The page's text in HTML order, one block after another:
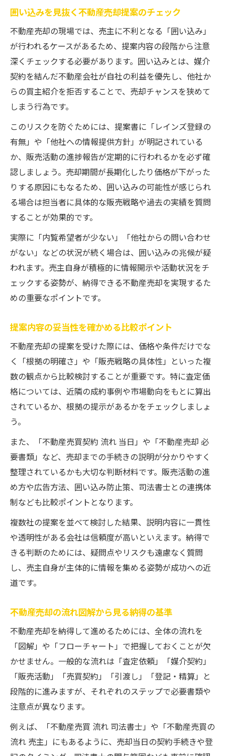
囲い込みを見抜く不動産売却提案のチェック
不動産売却の現場では、売主に不利となる「囲い込み」
が行われるケースがあるため、提案内容の段階から注意
深くチェックする必要があります。囲い込みとは、媒介
契約を結んだ不動産会社が自社の利益を優先し、他社か
らの買主紹介を拒否することで、売却チャンスを狭めて
しまう行為です。
このリスクを防ぐためには、提案書に「レインズ登録の
有無」や「他社への情報提供方針」が明記されている
か、販売活動の進捗報告が定期的に行われるかを必ず確
認しましょう。売却期間が長期化したり価格が下がった
りする原因にもなるため、囲い込みの可能性が感じられ
る場合は担当者に具体的な販売戦略や過去の実績を質問
することが効果的です。
実際に「内覧希望者が少ない」「他社からの問い合わせ
がない」などの状況が続く場合は、囲い込みの兆候が疑
われます。売主自身が積極的に情報開示や活動状況をチ
ェックする姿勢が、納得できる不動産売却を実現するた
めの重要なポイントです。
提案内容の妥当性を確かめる比較ポイント
不動産売却の提案を受けた際には、価格や条件だけでな
く「根拠の明確さ」や「販売戦略の具体性」といった複
数の観点から比較検討することが重要です。特に査定価
格については、近隣の成約事例や市場動向をもとに算出
されているか、根拠の提示があるかをチェックしましょ
う。
また、「不動産売買契約 流れ 当日」や「不動産売却 必
要書類」など、売却までの手続きの説明が分かりやすく
整理されているかも大切な判断材料です。販売活動の進
め方や広告方法、囲い込み防止策、司法書士との連携体
制なども比較ポイントとなります。
複数社の提案を並べて検討した結果、説明内容に一貫性
や透明性がある会社は信頼度が高いといえます。納得で
きる判断のためには、疑問点やリスクも遠慮なく質問
し、売主自身が主体的に情報を集める姿勢が成功への近
道です。
不動産売却の流れ図解から見る納得の基準
不動産売却を納得して進めるためには、全体の流れを
「図解」や「フローチャート」で把握しておくことが欠
かせません。一般的な流れは「査定依頼」「媒介契約」
「販売活動」「売買契約」「引渡し」「登記・精算」と
段階的に進みますが、それぞれのステップで必要書類や
注意点が異なります。
例えば、「不動産売買 流れ 司法書士」や「不動産売買の
流れ 売主」にもあるように、売却当日の契約手続きや登